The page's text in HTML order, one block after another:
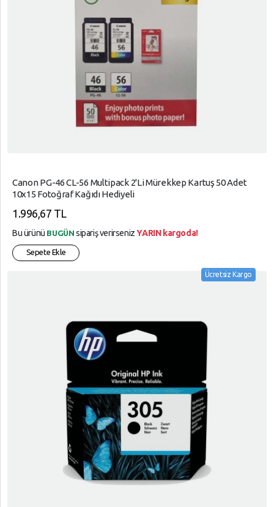
Canon PG-46 CL-56 Multipack 2'li Mürekkep Kartuş 50 Adet
10x15 Fotoğraf Kağıdı Hediyeli
1.996,67 TL
Bu ürünü BUGÜN sipariş verirsenizYARIN kargoda!
Sepete Ekle
Ücretsiz Kargo